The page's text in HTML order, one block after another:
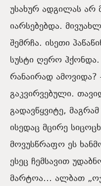
უსახურ ადგილას არ
იარსებებდა.
შემრჩა. ისეთი
სუსტი ღერო
რანაირად
გაკვირვებული.
გადავწყვიტე,
ისედაც მცირე
მოვუსწრაფო ეს
ესეც ჩემსავით
მარტოა… ალბათ